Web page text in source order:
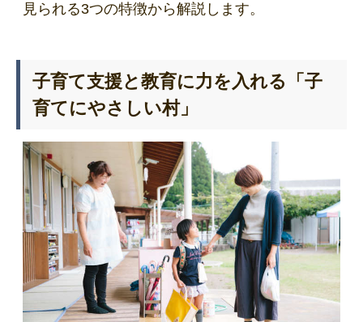
見られる3つの特徴から解説します。
子育て支援と教育に力を入れる「子
育てにやさしい村」